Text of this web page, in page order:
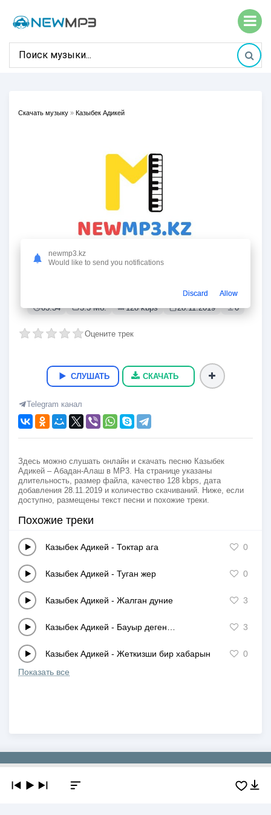
Скачать музыку » Казыбек Адикей
03:34 3.3 Мб. 128 kbps 28.11.2019 0
Оцените трек
СЛУШАТЬ СКАЧАТЬ
Telegram канал
Здесь можно слушать онлайн и скачать песню Казыбек
Адикей – Абадан-Алаш в MP3. На странице указаны
длительность, размер файла, качество 128 kbps, дата
добавления 28.11.2019 и количество скачиваний. Ниже, если
доступно, размещены текст песни и похожие треки.
Похожие треки
Казыбек Адикей - Токтар ага 0
Казыбек Адикей - Туган жер 0
Казыбек Адикей - Жалган дуние 3
Казыбек Адикей - Бауыр деген… 3
Казыбек Адикей - Жеткизши бир хабарын
0
Показать все
newmp3.kz
Would like to send you notifications
Discard Allow